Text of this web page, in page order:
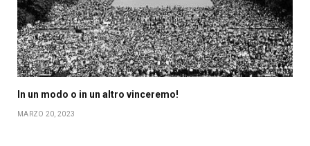
In un modo o in un altro vinceremo!
MARZO 20, 2023